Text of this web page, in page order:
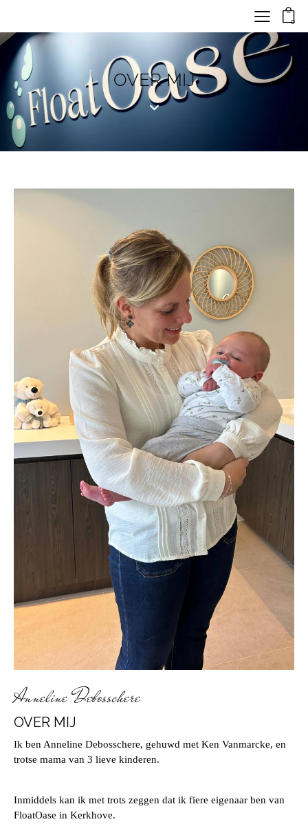
0
OVER MIJ
Anneline Debosschere
OVER MIJ
Ik ben Anneline Debosschere, gehuwd met Ken Vanmarcke, en
trotse mama van 3 lieve kinderen.
Inmiddels kan ik met trots zeggen dat ik fiere eigenaar ben van
FloatOase in Kerkhove.